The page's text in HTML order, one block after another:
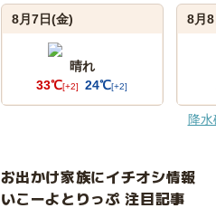
8月7日(金)
晴れ
33℃[+2] 24℃[+2]
8月
降
お出かけ家族にイチオシ情報
いこーよとりっぷ 注目記事